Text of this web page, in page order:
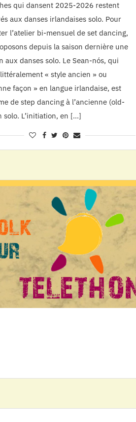
qui dansent 2025-2026 restent
aux danses irlandaises solo. Pour
l’atelier bi-mensuel de set dancing,
depuis la saison dernière une
aux danses solo. Le Sean-nós, qui
« style ancien » ou
façon » en langue irlandaise, est
de step dancing à l’ancienne (old-
solo. L’initiation, en […]